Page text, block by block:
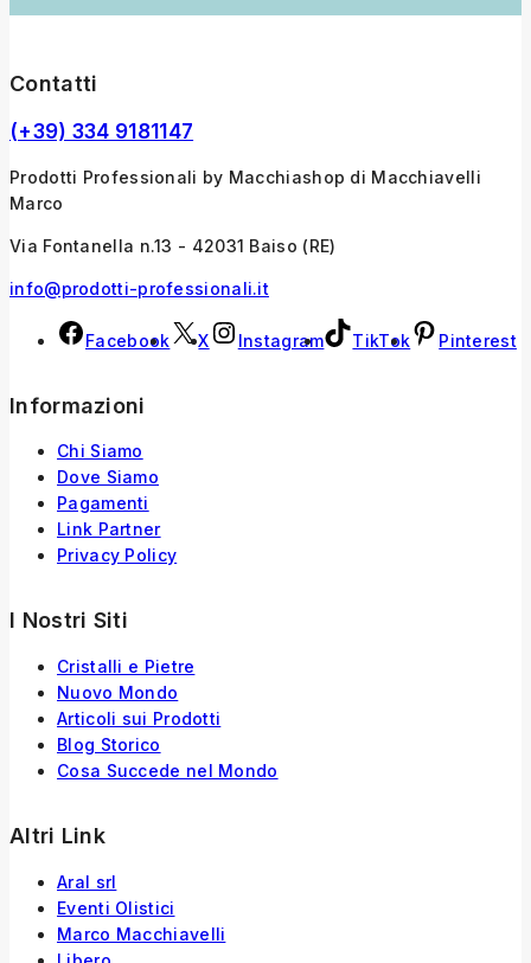
Contatti
(+39) 334 9181147
Prodotti Professionali by Macchiashop di Macchiavelli
Marco
Via Fontanella n.13 - 42031 Baiso (RE)
info@prodotti-professionali.it
Facebook X Instagram TikTok Pinterest
Informazioni
Chi Siamo
Dove Siamo
Pagamenti
Link Partner
Privacy Policy
I Nostri Siti
Cristalli e Pietre
Nuovo Mondo
Articoli sui Prodotti
Blog Storico
Cosa Succede nel Mondo
Altri Link
Aral srl
Eventi Olistici
Marco Macchiavelli